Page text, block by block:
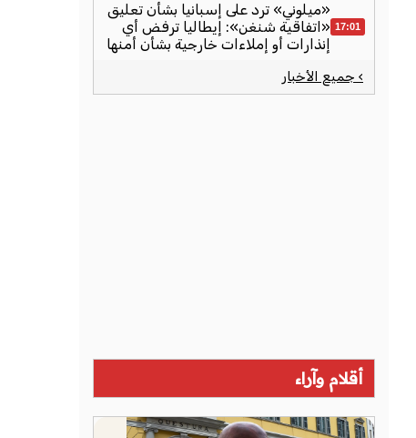
17:01
«ميلوني» ترد على إسبانيا بشأن تعليق
«اتفاقية شنغن»: إيطاليا ترفض أي
إنذارات أو إملاءات خارجية بشأن أمنها
› جميع الأخبار
أقلام وآراء